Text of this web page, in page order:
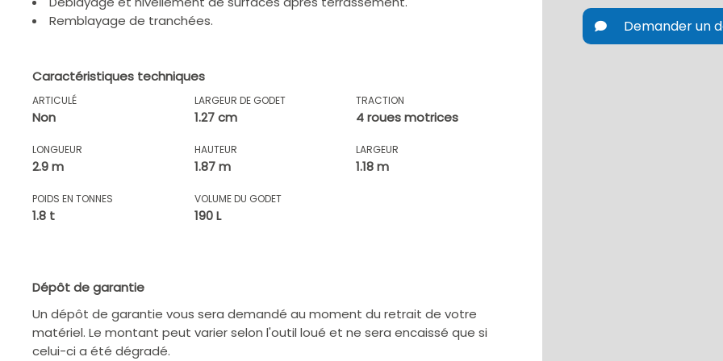
Remblayage de tranchées.
Caractéristiques techniques
ARTICULÉ
Non
LARGEUR DE GODET
1.27 cm
TRACTION
4 roues motrices
LONGUEUR
2.9 m
HAUTEUR
1.87 m
LARGEUR
1.18 m
POIDS EN TONNES
1.8 t
VOLUME DU GODET
190 L
Dépôt de garantie
Un dépôt de garantie vous sera demandé au moment du retrait de votre
matériel. Le montant peut varier selon l'outil loué et ne sera encaissé que si
celui-ci a été dégradé.
Demander un